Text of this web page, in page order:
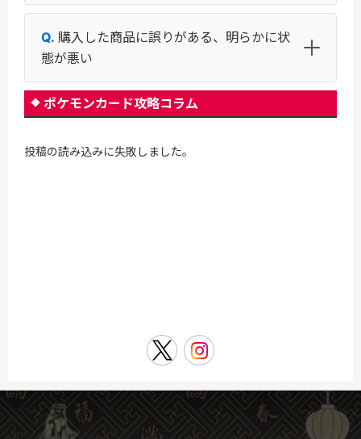
購入した商品に誤りがある、明らかに状
態が悪い
ポケモンカード攻略コラム
投稿の読み込みに失敗しました。